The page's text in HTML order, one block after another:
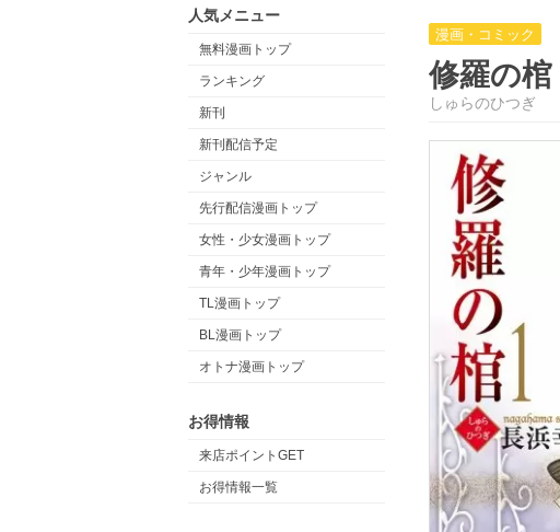
人気メニュー
無料漫画トップ
ランキング
新刊
新刊配信予定
ジャンル
先行配信漫画トップ
女性・少女漫画トップ
青年・少年漫画トップ
TL漫画トップ
BL漫画トップ
オトナ漫画トップ
お得情報
来店ポイントGET
お得情報一覧
漫画・コミック
修羅の棺
しゅらのひつぎ